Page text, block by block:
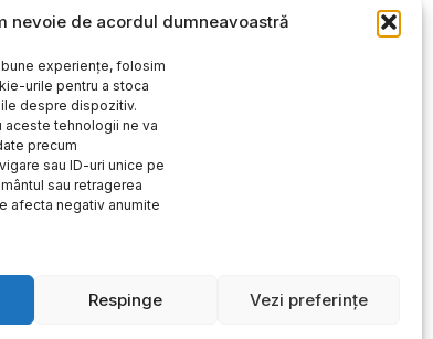
nevoie de acordul dumneavoastră
experiențe, folosim
urile pentru a stoca
despre dispozitiv.
aceste tehnologii ne va
precum
sau ID-uri unice pe
sau retragerea
afecta negativ anumite
Respinge Vezi preferințe